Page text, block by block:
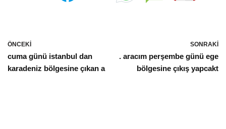
ÖNCEKI
cuma günü istanbul dan
karadeniz bölgesine çıkan a
SONRAKI
. aracım perşembe günü ege
bölgesine çıkış yapcakt